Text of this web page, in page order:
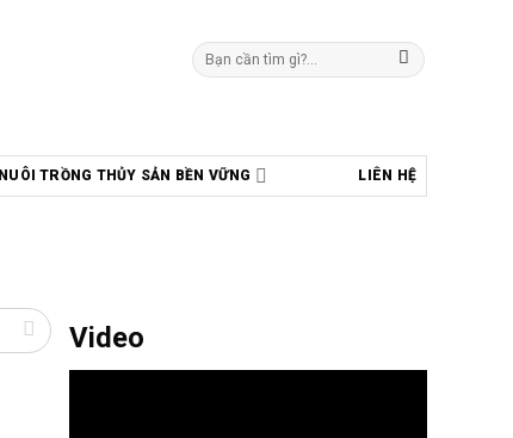
Tìm
kiếm:
NUÔI TRỒNG THỦY SẢN BỀN VỮNG LIÊN HỆ
Video